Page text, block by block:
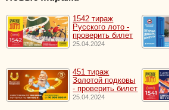
1542 тираж
Русского лото -
проверить билет
25.04.2024
451 тираж
Золотой подковы
- проверить билет
25.04.2024